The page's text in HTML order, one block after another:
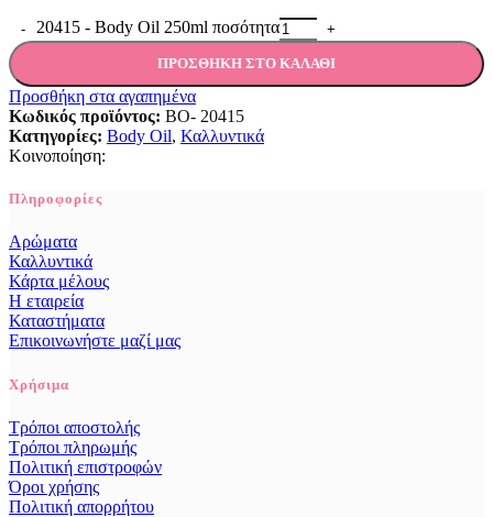
20415 - Body Oil 250ml ποσότητα
ΠΡΟΣΘΉΚΗ ΣΤΟ ΚΑΛΆΘΙ
Προσθήκη στα αγαπημένα
Κωδικός προϊόντος: BO- 20415
Κατηγορίες: Body Oil, Καλλυντικά
Κοινοποίηση:
Πληροφορίες
Αρώματα
Καλλυντικά
Κάρτα μέλους
Η εταιρεία
Καταστήματα
Επικοινωνήστε μαζί μας
Χρήσιμα
Τρόποι αποστολής
Τρόποι πληρωμής
Πολιτική επιστροφών
Όροι χρήσης
Πολιτική απορρήτου